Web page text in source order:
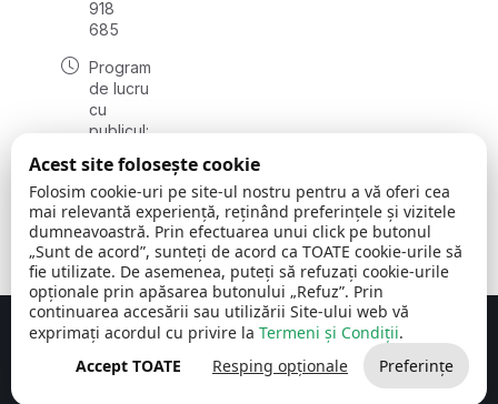
918
685
Program
de lucru
cu
publicul:
08:00 -
16:30
, vineri:
08:00 -
14:00
Comuna Cerchezu © 2026Toate drepturile rezervate
Concept realizat de Big Media Relații Publice SRL
Acest site folosește cookie
Folosim cookie-uri pe site-ul nostru pentru a vă oferi cea
mai relevantă experiență, reținând preferințele și vizitele
dumneavoastră. Prin efectuarea unui click pe butonul
„Sunt de acord”, sunteți de acord ca TOATE cookie-urile să
fie utilizate. De asemenea, puteți să refuzați cookie-urile
opționale prin apăsarea butonului „Refuz”. Prin
continuarea accesării sau utilizării Site-ului web vă
exprimați acordul cu privire la Termeni și Condiții.
Accept TOATE
Resping opționale Preferințe